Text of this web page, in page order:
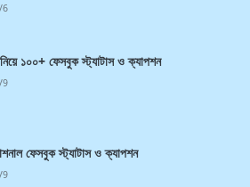
6
১০০+ ফেসবুক স্ট্যাটাস ও ক্যাপশন
9
ফেসবুক স্ট্যাটাস ও ক্যাপশন
9